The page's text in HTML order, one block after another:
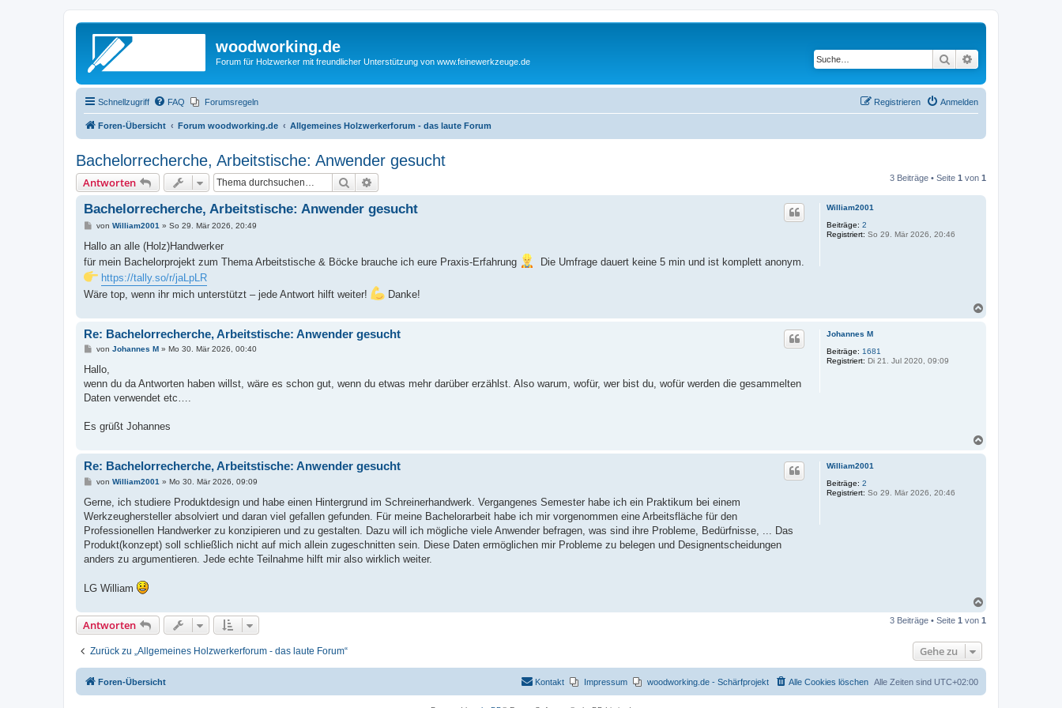
woodworking.de
Forum für Holzwerker mit freundlicher Unterstützung von www.feinewerkzeuge.de Suche
Schnellzugriff FAQ Forumsregeln Anmelden
Registrieren
Foren-Übersicht Forum woodworking.de Allgemeines Holzwerkerforum - das laute Forum
Bachelorrecherche, Arbeitstische: Anwender gesucht
Antworten Suche 3 Beiträge • Seite 1 von 1
William2001
Beiträge: 2
Registriert: So 29. Mär 2026, 20:46
Bachelorrecherche, Arbeitstische: Anwender gesucht
B
i
r
a
von William2001 » So 29. Mär 2026, 20:49
Hallo an alle (Holz)Handwerker
für mein Bachelorprojekt zum Thema Arbeitstische & Böcke brauche ich eure Praxis-Erfahrung
Die Umfrage dauert keine 5 min und ist komplett anonym.
https://tally.so/r/jaLpLR
Wäre top, wenn ihr mich unterstützt – jede Antwort hilft weiter!
Danke!
Johannes M
Beiträge: 1681
Registriert: Di 21. Jul 2020, 09:09
Re: Bachelorrecherche, Arbeitstische: Anwender gesucht
B
i
r
a
von Johannes M» Mo 30. Mär 2026, 00:40
Hallo,
wenn du da Antworten haben willst, wäre es schon gut, wenn du etwas mehr darüber erzählst. Also warum, wofür, wer bist du, wofür werden die gesammelten
Daten verwendet etc….
Es grüßt Johannes
William2001
Beiträge: 2
Registriert: So 29. Mär 2026, 20:46
Re: Bachelorrecherche, Arbeitstische: Anwender gesucht
B
i
r
a
von William2001 » Mo 30. Mär 2026, 09:09
Gerne, ich studiere Produktdesign und habe einen Hintergrund im Schreinerhandwerk. Vergangenes Semester habe ich ein Praktikum bei einem
Werkzeughersteller absolviert und daran viel gefallen gefunden. Für meine Bachelorarbeit habe ich mir vorgenommen eine Arbeitsfläche für den
Professionellen Handwerker zu konzipieren und zu gestalten. Dazu will ich mögliche viele Anwender befragen, was sind ihre Probleme, Bedürfnisse, ... Das
Produkt(konzept) soll schließlich nicht auf mich allein zugeschnitten sein. Diese Daten ermöglichen mir Probleme zu belegen und Designentscheidungen
anders zu argumentieren. Jede echte Teilnahme hilft mir also wirklich weiter.
LG William
c
Antworten 3 Beiträge • Seite 1 von 1
Zurück zu „Allgemeines Holzwerkerforum - das laute Forum“ Gehe zu
Foren-Übersicht Alle Zeiten sind UTC+02:00
Alle Cookies löschen
woodworking.de - Schärfprojekt
Impressum
Kontakt